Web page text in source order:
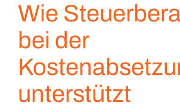
Wie
bei der
unterstützt